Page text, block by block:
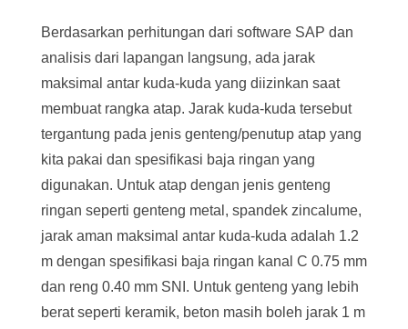
Berdasarkan perhitungan dari software SAP dan
analisis dari lapangan langsung, ada jarak
maksimal antar kuda-kuda yang diizinkan saat
membuat rangka atap. Jarak kuda-kuda tersebut
tergantung pada jenis genteng/penutup atap yang
kita pakai dan spesifikasi baja ringan yang
digunakan. Untuk atap dengan jenis genteng
ringan seperti genteng metal, spandek zincalume,
jarak aman maksimal antar kuda-kuda adalah 1.2
m dengan spesifikasi baja ringan kanal C 0.75 mm
dan reng 0.40 mm SNI. Untuk genteng yang lebih
berat seperti keramik, beton masih boleh jarak 1 m